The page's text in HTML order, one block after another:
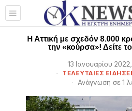
Η Αττική με σχεδόν 8.000
την «κούρσα»! Δείτε
13 Ιανουαρίου
ΤΕΛΕΥΤΑΙΕΣ
Ανάγνωση σε 1